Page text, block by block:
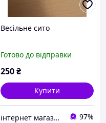
Весільне сито
Готово до відправки
250₴
Купити
інтернет магазин -весільний декор 97%